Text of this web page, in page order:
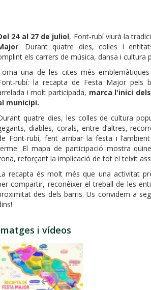
24 al 27 de juliol, Font-rubí viurà la
. Durant quatre dies, colles i
els carrers de música, dansa i cultura
una de les cites més
rubí: la recapta de Festa Major pels
i molt participada, marca l'inici
municipi.
quatre dies, les colles de cultura
diables, corals, entre d’altres,
Font-rubí, fent arribar la festa i
El mapa de participació mostra
reforçant la implicació de tot el teixit
recapta és molt més que una activitat
compartir, reconèixer el treball de les
des dels barris. Us convidem a
i vídeos